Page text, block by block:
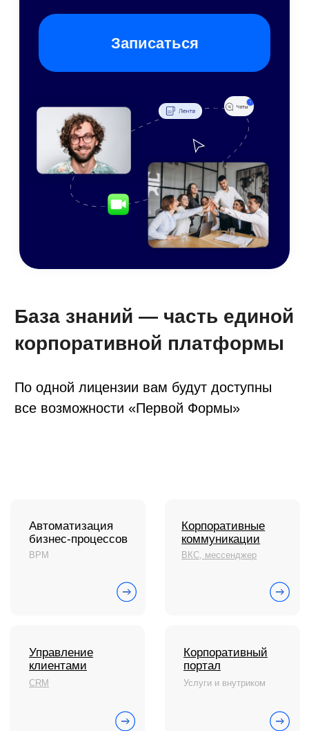
Отправить
Нажимая на кнопку, я принимаю
соглашение об обработке персональных
Презентации и буклеты
Руководство пользователя
Специалист в штат
Технические требования